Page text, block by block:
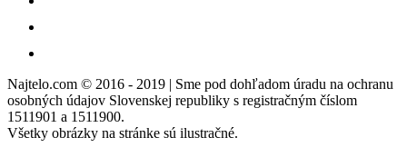
Najtelo.com © 2016 - 2019 | Sme pod dohľadom úradu na ochranu
osobných údajov Slovenskej republiky s registračným číslom
1511901 a 1511900.
Všetky obrázky na stránke sú ilustračné.